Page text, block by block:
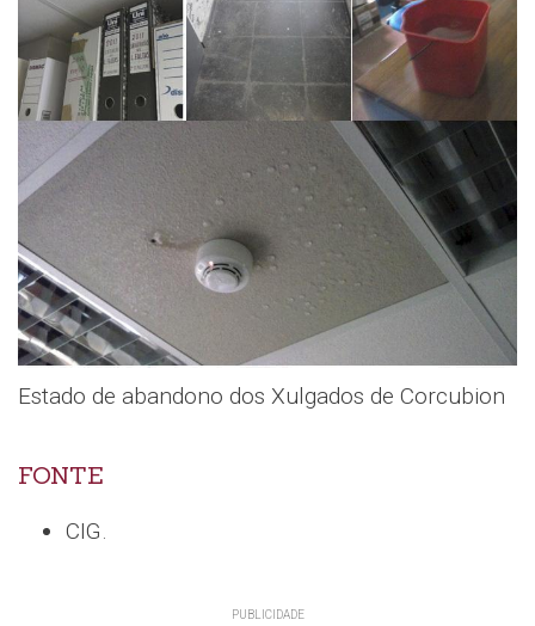
Estado de abandono dos Xulgados de Corcubion
FONTE
CIG.